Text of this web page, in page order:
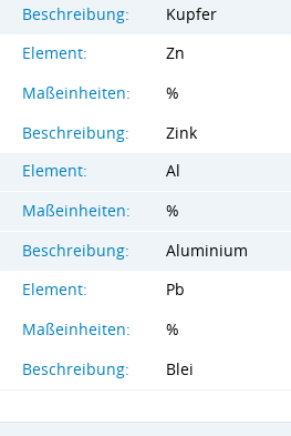
Beschreibung:
Kupfer
Element:
Zn
Maßeinheiten:
%
Beschreibung:
Zink
Element:
Al
Maßeinheiten:
%
Beschreibung:
Aluminium
Element:
Pb
Maßeinheiten:
%
Beschreibung:
Blei